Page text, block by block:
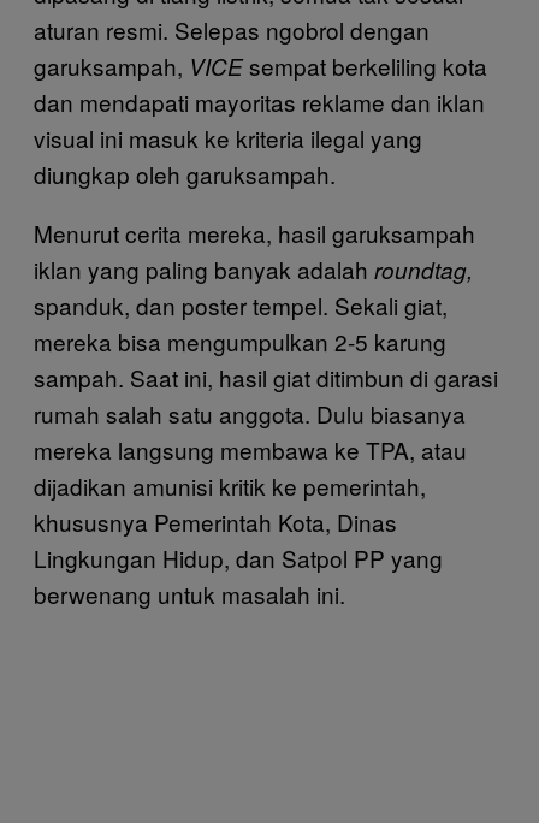
aturan resmi. Selepas ngobrol dengan
garuksampah, VICEsempat berkeliling kota
dan mendapati mayoritas reklame dan iklan
visual ini masuk ke kriteria ilegal yang
diungkap oleh garuksampah.
Menurut cerita mereka, hasil garuksampah
iklan yang paling banyak adalah roundtag,
spanduk, dan poster tempel. Sekali giat,
mereka bisa mengumpulkan 2-5 karung
sampah. Saat ini, hasil giat ditimbun di garasi
rumah salah satu anggota. Dulu biasanya
mereka langsung membawa ke TPA, atau
dijadikan amunisi kritik ke pemerintah,
khususnya Pemerintah Kota, Dinas
Lingkungan Hidup, dan Satpol PP yang
berwenang untuk masalah ini.